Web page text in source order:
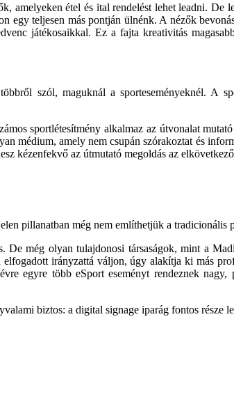
amelyeken étel és ital rendelést lehet le­adni. De
egy teljesen más pont­ján ülnénk. A nézők
játéko­saikkal. Ez a fajta kreativitás
szól, maguknál a sportesemé­nyeknél. A
sportlétesítmény alkalmaz az útvonalat
médium, amely nem csupán szórakoztat és
kézenfekvő az útmu­tató megoldás az
pillanatban még nem említhetjük a
De még olyan tulajdonosi társasá­gok, mint a
irány­zattá váljon, úgy alakítja ki más
egyre több eSport eseményt rendez­nek
biztos: a digital signage ipar­ág fontos része